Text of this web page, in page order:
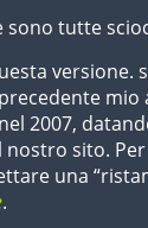
sono tutte
versione.
mio
2007,
nostro sito.
una
.